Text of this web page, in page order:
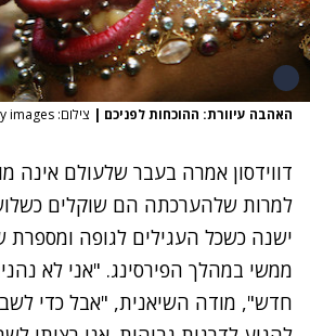
האהבה עיוורת: ההוכחות לפניכם | צילום: getty images
דווידסון אמרה בעבר שלעולם אינה
למרות שלהערכתה הם שוקלים
ישנה כשכל העגילים לגופה
ממשי במהלך הפירסינג. "אני לא
חדש", מודה השיאנית, "אבל כדי